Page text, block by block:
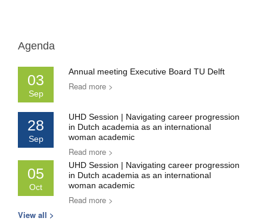
Agenda
03
Sep
Annual meeting Executive Board TU Delft
Read more >
28
Sep
UHD Session | Navigating career progression
in Dutch academia as an international
woman academic
Read more >
05
Oct
UHD Session | Navigating career progression
in Dutch academia as an international
woman academic
Read more >
View all >